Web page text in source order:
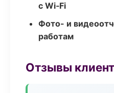
с Wi‑Fi
Фото- и
работам
Отзывы